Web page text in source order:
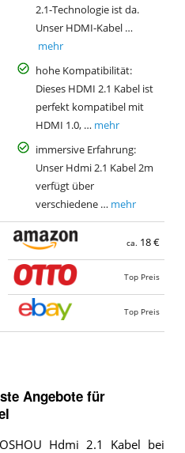
2.1-Technologie ist da.
Unser HDMI-Kabel …
mehr
hohe Kompatibilität:
Dieses HDMI 2.1 Kabel ist
perfekt kompatibel mit
HDMI 1.0, … mehr
immersive Erfahrung:
Unser Hdmi 2.1 Kabel 2m
verfügt über
verschiedene … mehr
ca. 18 €
Top Preis
Top Preis
Angebote für
Hdmi 2.1 Kabel bei